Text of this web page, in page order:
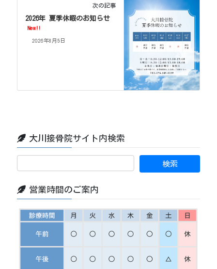
次の記事
2026年 夏季休暇のお知らせ
New!!
2026年8月5日
大川接骨院サイト内検索
営業時間のご案内